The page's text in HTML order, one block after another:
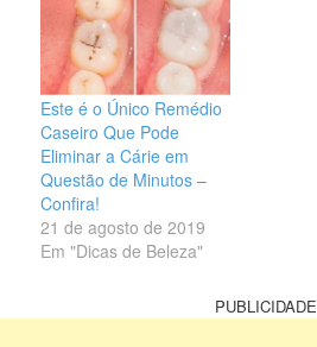
constantemente
repreendidos por comer
muitos doces ou
chocolates e sempre nos
lembraram de escovar
os dentes antes de…
Este é o Único Remédio
Caseiro Que Pode
Eliminar a Cárie em
Questão de Minutos –
Confira!
21 de agosto de 2019
Em "Dicas de Beleza"
PUBLICIDADE